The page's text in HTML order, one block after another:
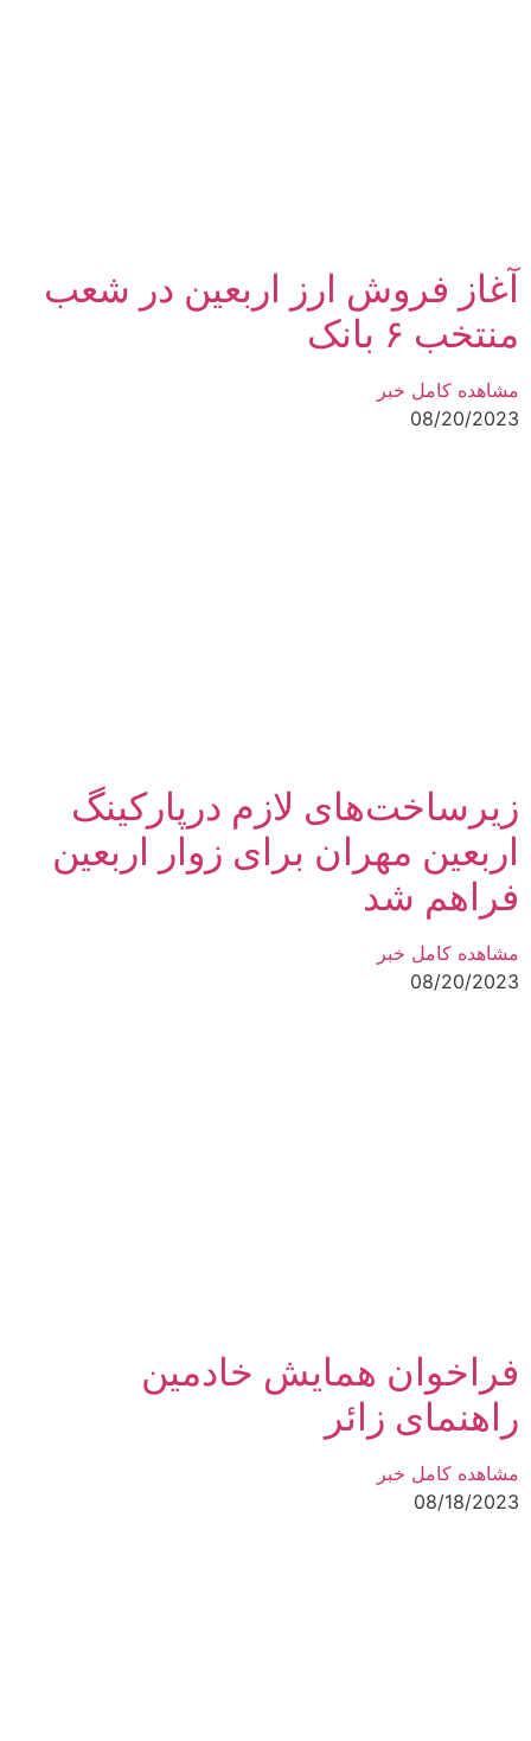
آغاز فروش ارز اربعین در شعب
منتخب ۶ بانک
مشاهده کامل خبر
08/20/2023
زیرساخت‌های لازم درپارکینگ
اربعین مهران برای زوار اربعین
فراهم شد
مشاهده کامل خبر
08/20/2023
فراخوان همایش خادمین
راهنمای زائر
مشاهده کامل خبر
08/18/2023